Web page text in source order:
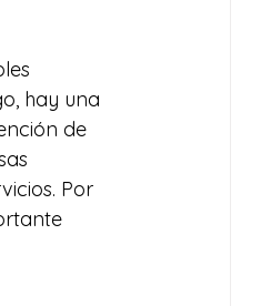
hay una
de
Por